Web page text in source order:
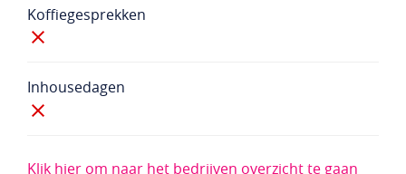
Koffiegesprekken
Inhousedagen
Klik hier om naar het bedrijven overzicht te gaan